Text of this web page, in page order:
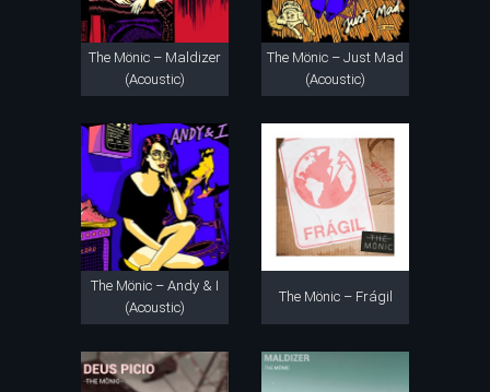
The Mönic – Maldizer
(Acoustic)
The Mönic – Just Mad
(Acoustic)
The Mönic – Andy & I
(Acoustic)
The Mönic – Frágil